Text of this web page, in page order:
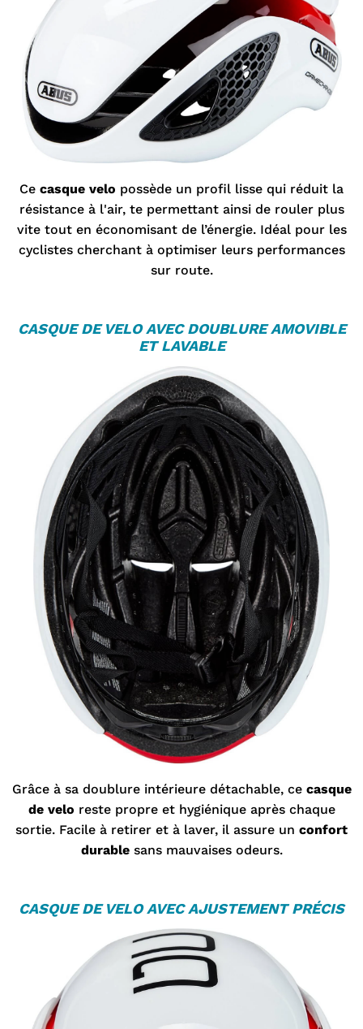
Ce casque velo possède un profil lisse qui réduit la
résistance à l'air, te permettant ainsi de rouler plus
vite tout en économisant de l’énergie. Idéal pour les
cyclistes cherchant à optimiser leurs performances
sur route.
CASQUE DE VELOAVEC DOUBLURE AMOVIBLE
ET LAVABLE
Grâce à sa doublure intérieure détachable, ce casque
de velo reste propre et hygiénique après chaque
sortie. Facile à retirer et à laver, il assure un confort
durablesans mauvaises odeurs.
CASQUE DE VELOAVEC AJUSTEMENT PRÉCIS